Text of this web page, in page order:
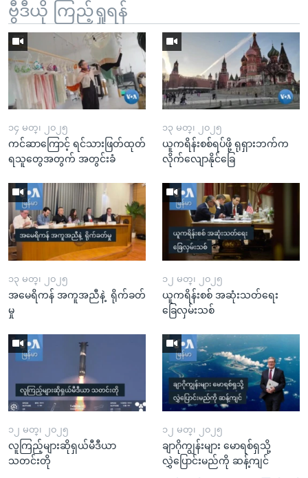
ဗွီဒီယို ကြည့်ရှုရန်
၁၄ မတ္၊ ၂၀၂၅
ကင်ဆာကြောင့် ရင်သားဖြတ်ထုတ်
ရသူတွေအတွက် အတွင်းခံ
၁၃ မတ္၊ ၂၀၂၅
ယူကရိန်းစစ်ရပ်ဖို့ ရုရှားဘက်က
လိုက်လျောနိုင်ခြေ
၁၃ မတ္၊ ၂၀၂၅
အမေရိကန် အကူအညီနဲ့ ရိုက်ခတ်
မှု
၁၂ မတ္၊ ၂၀၂၅
ယူကရိန်းစစ် အဆုံးသတ်ရေး
ခြေလှမ်းသစ်
၁၂ မတ္၊ ၂၀၂၅
လူကြည့်များဆိုရှယ်မီဒီယာ
သတင်းတို
၁၂ မတ္၊ ၂၀၂၅
ချာဂိုကျွန်းများ မောရစ်ရှသို့
လွှဲပြောင်းမည်ကို ဆန့်ကျင်